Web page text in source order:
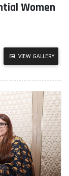
Women
VIEW GALLERY